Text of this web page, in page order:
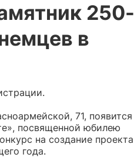
250-
в
71, появится
посвященной юбилею
на создание проекта
года.